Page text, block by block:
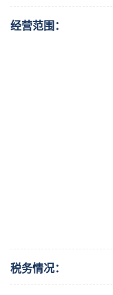
经营范围：
税务情况：